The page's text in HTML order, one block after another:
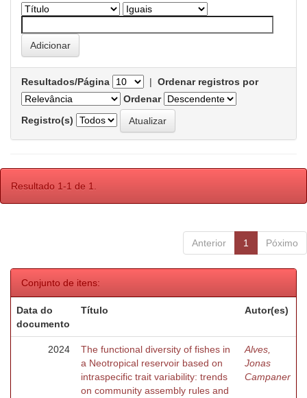
Resultados/Página | Ordenar registros por
Ordenar
Registro(s)
Resultado 1-1 de 1.
Anterior 1 Póximo
Conjunto de itens:
Data do
documento
Título Autor(es)
2024
The functional diversity of fishes in
a Neotropical reservoir based on
intraspecific trait variability: trends
on community assembly rules and
Alves,
Jonas
Campaner